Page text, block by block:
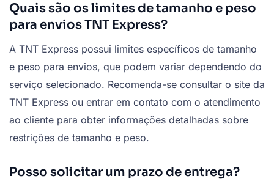
Quais são os limites de tamanho e peso
para envios TNT Express?
A TNT Express possui limites específicos de tamanho
e peso para envios, que podem variar dependendo do
serviço selecionado. Recomenda-se consultar o site da
TNT Express ou entrar em contato com o atendimento
ao cliente para obter informações detalhadas sobre
restrições de tamanho e peso.
Posso solicitar um prazo de entrega?